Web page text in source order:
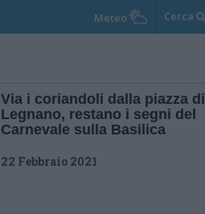
Meteo Cerca
Via i coriandoli dalla piazza di
Legnano, restano i segni del
Carnevale sulla Basilica
22 Febbraio 2021